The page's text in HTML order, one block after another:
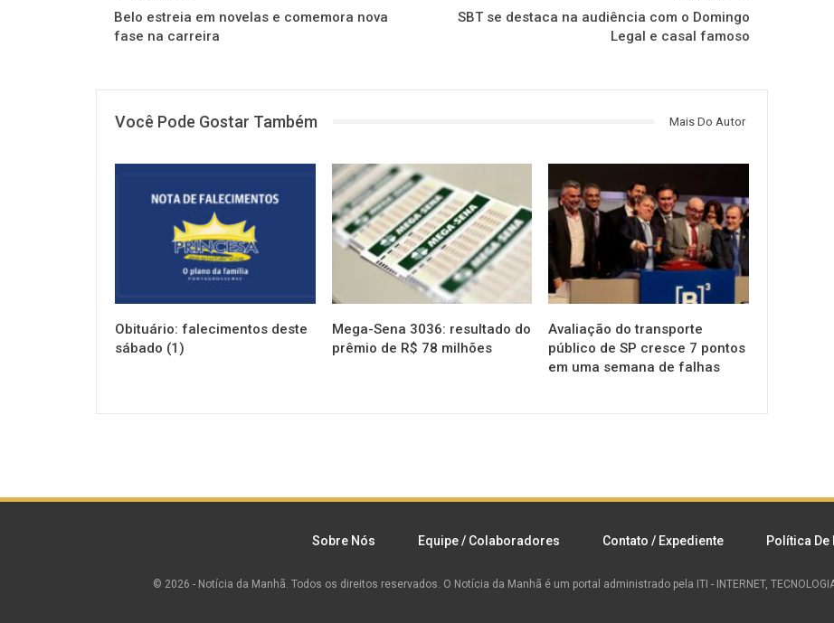
Belo estreia em novelas e comemora nova
fase na carreira
SBT se destaca na audiência com o Domingo
Legal e casal famoso
Você Pode Gostar Também Mais Do Autor
Obituário: falecimentos deste
sábado (1)
NOTÍCIAS
Mega-Sena 3036: resultado do
prêmio de R$ 78 milhões
Avaliação do transporte
público de SP cresce 7 pontos
em uma semana de falhas
Sobre Nós Equipe / Colaboradores Contato / Expediente Política
© 2026 - Notícia da Manhã. Todos os direitos reservados. O Notícia da Manhã é um portal administrado pela ITI - INTERNET,